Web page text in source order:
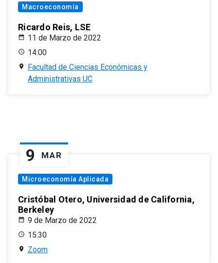
Macroeconomía
Ricardo Reis, LSE
11 de Marzo de 2022
14:00
Facultad de Ciencias Económicas y
Administrativas UC
9 MAR
Microeconomía Aplicada
Cristóbal Otero, Universidad de California,
Berkeley
9 de Marzo de 2022
15:30
Zoom